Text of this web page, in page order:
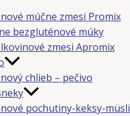
múčne zmesi Promix
bezgluténové múky
zmesi Apromix
chlieb – pečivo
pochutiny-keksy-müsli